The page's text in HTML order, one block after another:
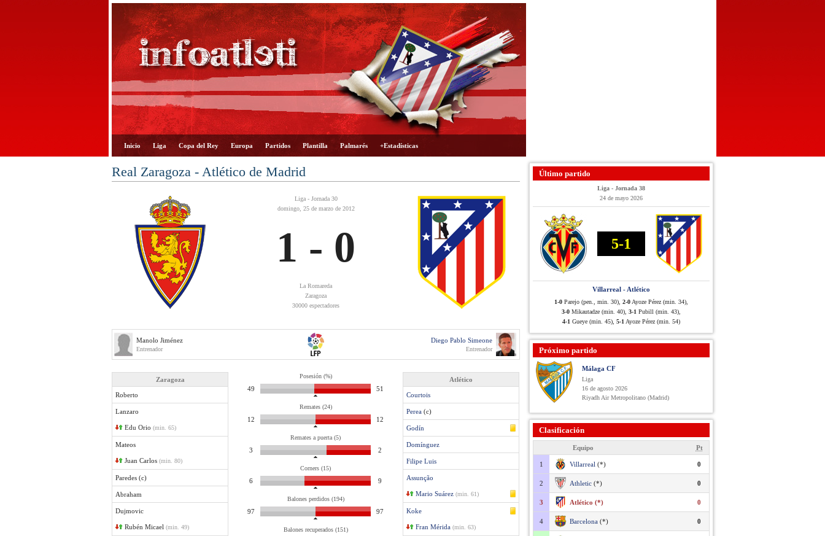
Inicio Liga Copa del Rey Europa Partidos Plantilla Palmarés +Estadísticas
Real Zaragoza - Atlético de Madrid
Liga - Jornada 30
domingo, 25 de marzo de 2012
1 - 0
La Romareda
Zaragoza
30000 espectadores
Manolo Jiménez
Entrenador
Diego Pablo Simeone
Entrenador
Zaragoza
Roberto
Lanzaro
Edu Orio (min. 65)
Mateos
Juan Carlos (min. 80)
Paredes (c)
Abraham
Dujmovic
Rubén Micael (min. 49)
Posesión (%)
49 51
Remates (24)
12 12
Remates a puerta (5)
3 2
Corners (15)
6 9
Balones perdidos (194)
97 97
Balones recuperados (151)
Atlético
Courtois
Perea (c)
Godín
Domínguez
Filipe Luis
Assunção
Mario Suárez (min. 61)
Koke
Fran Mérida (min. 63)
Último partido
Liga - Jornada 38
24 de mayo 2026
5-1
Villarreal - Atlético
1-0 Parejo (pen., min. 30), 2-0 Ayoze Pérez (min. 34),
3-0 Mikautadze (min. 40), 3-1 Pubill (min. 43),
4-1 Gueye (min. 45), 5-1 Ayoze Pérez (min. 54)
Próximo partido
Málaga CF
Liga
16 de agosto 2026
Riyadh Air Metropolitano (Madrid)
Clasificación
Equipo Pt
1 Villarreal (*) 0
2 Athletic (*) 0
3 Atlético (*) 0
4 Barcelona (*) 0